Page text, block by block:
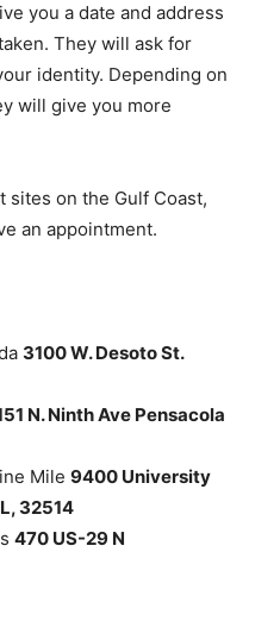
you a date and address
They will ask for
identity. Depending on
will give you more
sites on the Gulf Coast,
an appointment.
3100 W. Desoto St.
N. Ninth Ave Pensacola
Mile 9400 University
32514
470 US-29 N